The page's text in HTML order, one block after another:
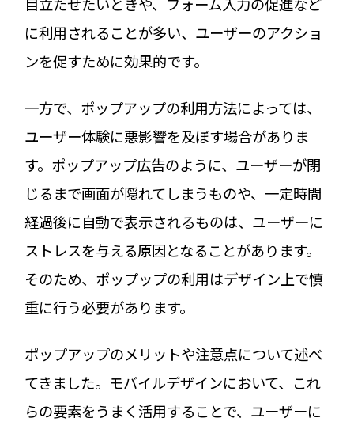
目立たせたいときや、フォーム入力の促進など
に利用されることが多い、ユーザーのアクショ
ンを促すために効果的です。
一方で、ポップアップの利用方法によっては、
ユーザー体験に悪影響を及ぼす場合がありま
す。ポップアップ広告のように、ユーザーが閉
じるまで画面が隠れてしまうものや、一定時間
経過後に自動で表示されるものは、ユーザーに
ストレスを与える原因となることがあります。
そのため、ポップップの利用はデザイン上で慎
重に行う必要があります。
ポップアップのメリットや注意点について述べ
てきました。モバイルデザインにおいて、これ
らの要素をうまく活用することで、ユーザーに